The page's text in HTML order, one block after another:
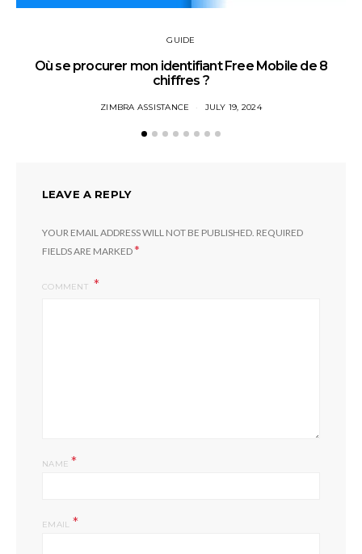
GUIDE
Où se procurer mon identifiant Free Mobile de 8
chiffres ?
ZIMBRA ASSISTANCE JULY 19, 2024
LEAVE A REPLY
YOUR EMAIL ADDRESS WILL NOT BE PUBLISHED. REQUIRED
FIELDS ARE MARKED*
COMMENT
NAME *
EMAIL *